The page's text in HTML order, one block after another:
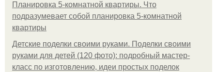
Планировка 5-комнатной квартиры. Что
подразумевает собой планировка 5-комнатной
квартиры
Детские поделки своими руками. Поделки своими
руками для детей (120 фото): подробный мастер-
класс по изготовлению, идеи простых поделок